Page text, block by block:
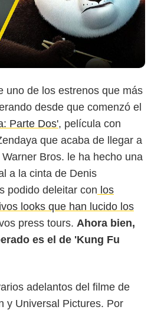
uno de los estrenos que más
desde que comenzó el
Parte Dos', película con
que acaba de llegar a
Bros. le ha hecho una
a la cinta de Denis
podido deleitar con los
looks que han lucido los
press tours. Ahora bien,
es el de 'Kung Fu
adelantos del filme de
y Universal Pictures. Por